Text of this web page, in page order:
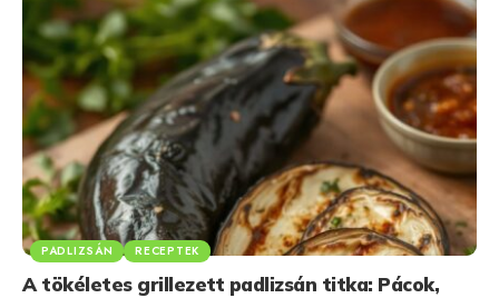
PADLIZSÁN RECEPTEK
A tökéletes grillezett padlizsán titka: Pácok,